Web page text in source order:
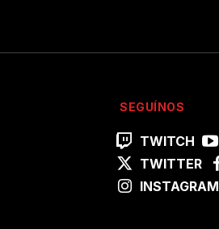
SEGUÍNOS
TWITCH
TWITTER
INSTAGRAM